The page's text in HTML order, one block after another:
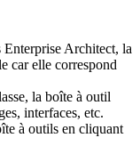
Architect, la
car elle correspond
la boîte à outil
interfaces, etc.
à outils en cliquant